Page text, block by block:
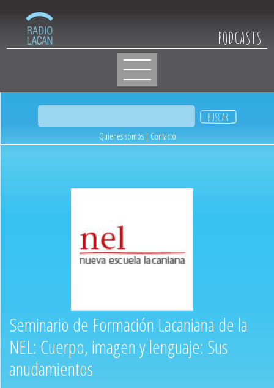
PODCASTS
Quienes somos| Contacto
Seminario de Formación Lacaniana de la
NEL: Cuerpo, imagen y lenguaje: Sus
anudamientos